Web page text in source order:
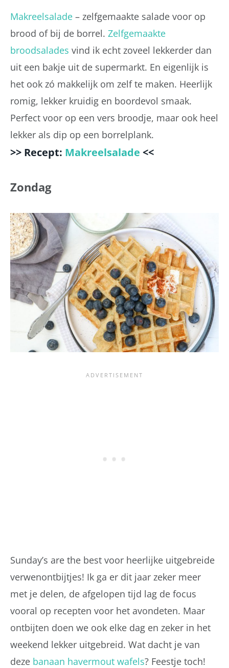
Makreelsalade – zelfgemaakte salade voor op
brood of bij de borrel. Zelfgemaakte
broodsalades vind ik echt zoveel lekkerder dan
uit een bakje uit de supermarkt. En eigenlijk is
het ook zó makkelijk om zelf te maken. Heerlijk
romig, lekker kruidig en boordevol smaak.
Perfect voor op een vers broodje, maar ook heel
lekker als dip op een borrelplank.
>> Recept: Makreelsalade <<
Zondag
Sunday’s are the best voor heerlijke uitgebreide
verwenontbijtjes! Ik ga er dit jaar zeker meer
met je delen, de afgelopen tijd lag de focus
vooral op recepten voor het avondeten. Maar
ontbijten doen we ook elke dag en zeker in het
weekend lekker uitgebreid. Wat dacht je van
deze banaan havermout wafels? Feestje toch!